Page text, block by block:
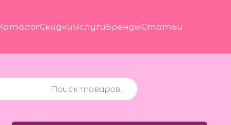
СкидкиУслугиБрендыСтатьи